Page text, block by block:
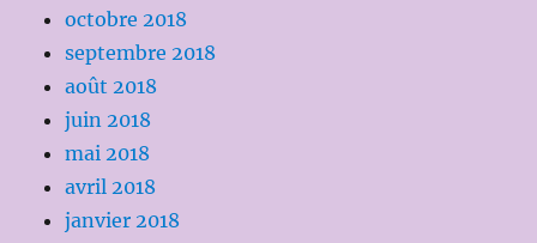
octobre 2018
septembre 2018
août 2018
juin 2018
mai 2018
avril 2018
janvier 2018